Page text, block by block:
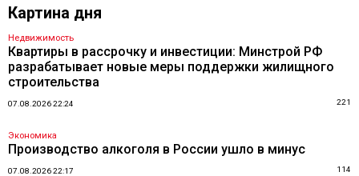
Картина дня
Недвижимость
Квартиры в рассрочку и инвестиции: Минстрой РФ
разрабатывает новые меры поддержки жилищного
строительства
07.08.2026 22:24 221
Экономика
Производство алкоголя в России ушло в минус
07.08.2026 22:17 114